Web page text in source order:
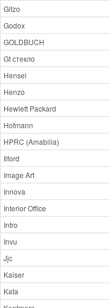
Gitzo
Godox
GOLDBUCH
Gt стекло
Hensel
Henzo
Hewlett Packard
Hofmann
HPRC (Amabilia)
Ilford
Image Art
Innova
Interior Office
Intro
Invu
Jjc
Kaiser
Kata